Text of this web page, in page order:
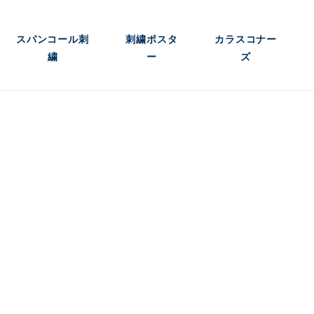
スパンコール刺
繍
刺繍ポスタ
ー
カラスコナー
ズ